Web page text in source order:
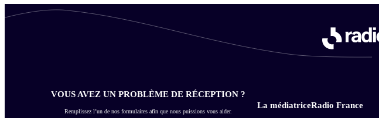
VOUS AVEZ UN PROBLÈME DE RÉCEPTION ?
Remplissez l’un de nos formulaires afin que nous puissions vous aider.
La médiatriceRadio France